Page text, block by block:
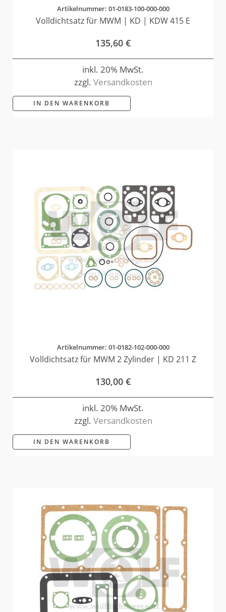
Artikelnummer: 01-0183-100-000-000
Volldichtsatz für MWM | KD | KDW 415 E
135,60 €
inkl. 20% MwSt.
zzgl. Versandkosten
IN DEN WARENKORB
Artikelnummer: 01-0182-102-000-000
Volldichtsatz für MWM 2 Zylinder | KD 211 Z
130,00 €
inkl. 20% MwSt.
zzgl. Versandkosten
IN DEN WARENKORB